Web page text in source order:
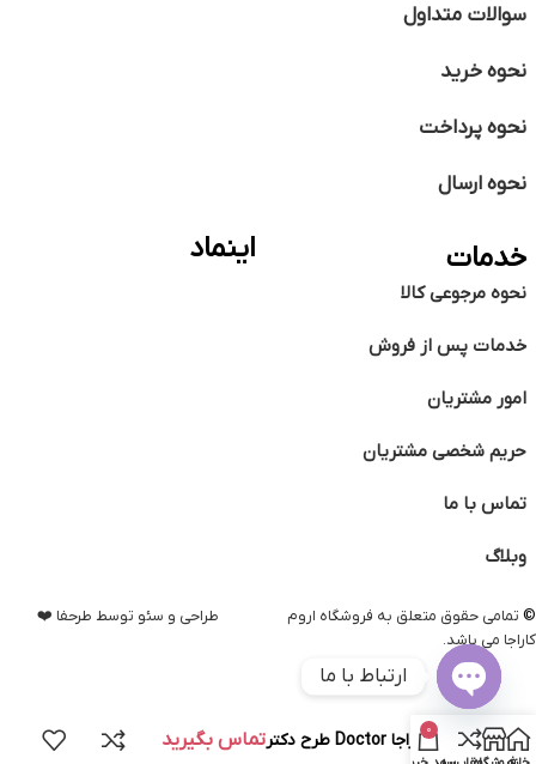
سوالات متداول
نحوه خرید
نحوه پرداخت
نحوه ارسال
خدمات
نحوه مرجوعی کالا
خدمات پس از فروش
امور مشتریان
حریم شخصی مشتریان
تماس با ما
وبلاگ
اینماد
©️ تمامی حقوق متعلق به فروشگاه اروم
کاراجا می باشد.
طراحی و سئو توسط طرحفا ❤️
ماگ کاراجا Doctor طرح دکتر تماس بگیرید 0
ارتباط با ما
Open
chaty